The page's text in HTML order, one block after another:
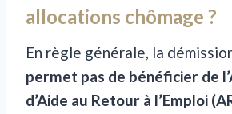
allocations chômage ?
En règle générale, la
permet pas de bénéficier de
d’Aide au Retour à l’Emploi